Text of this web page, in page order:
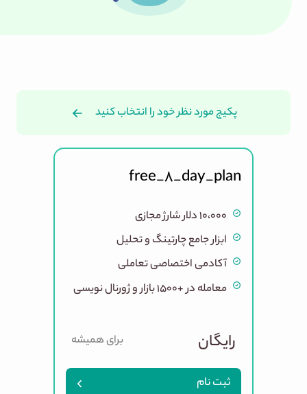
خرید اشتراک بایتیکل
پکیج مورد نظر خود را انتخاب کنید
free_8_day_plan
۱۰،۰۰۰ دلار شارژ مجازی
ابزار جامع چارتینگ و تحلیل
آکادمی اختصاصی تعاملی
معامله در +۱۵۰۰ بازار و ژورنال نویسی
رایگان برای همیشه
ثبت نام